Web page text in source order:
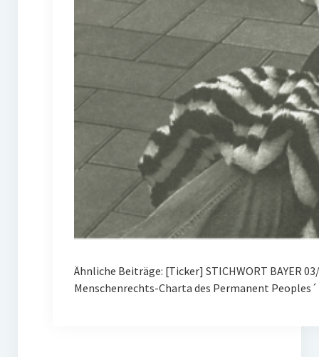
Ähnliche Beiträge: [Ticker] STICHWORT BAYER
Menschenrechts-Charta des Permanent